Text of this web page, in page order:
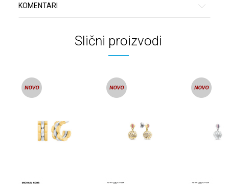
KOMENTARI
Slični proizvodi